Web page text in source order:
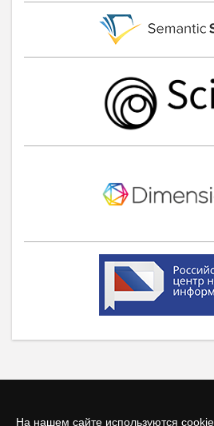
На нашем сайте используются